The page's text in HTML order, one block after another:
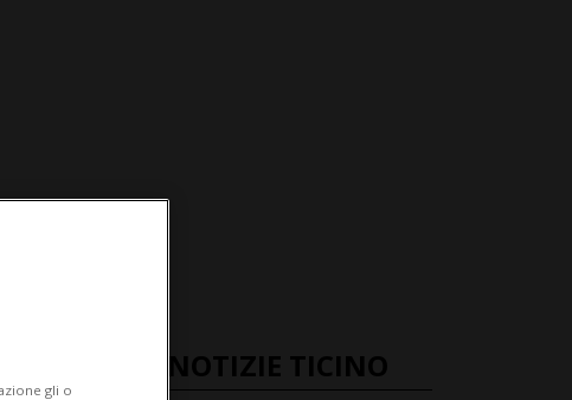
ULTIME NOTIZIE TICINO
gli o